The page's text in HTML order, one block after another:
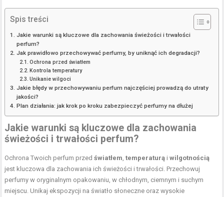
Spis treści
Jakie warunki są kluczowe dla zachowania świeżości i trwałości
perfum?
Jak prawidłowo przechowywać perfumy, by uniknąć ich degradacji?
Ochrona przed światłem
Kontrola temperatury
Unikanie wilgoci
Jakie błędy w przechowywaniu perfum najczęściej prowadzą do utraty
jakości?
Plan działania: jak krok po kroku zabezpieczyć perfumy na dłużej
Jakie warunki są kluczowe dla zachowania
świeżości i trwałości perfum?
Ochrona Twoich perfum przedświatłem ,temperaturą iwilgotnością
jest kluczowa dla zachowania ich świeżości i trwałości. Przechowuj
perfumy w oryginalnym opakowaniu, w chłodnym, ciemnym i suchym
miejscu. Unikaj ekspozycji na światło słoneczne oraz wysokie